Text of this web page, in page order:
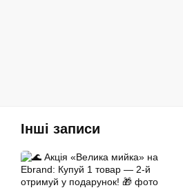
Інші записи